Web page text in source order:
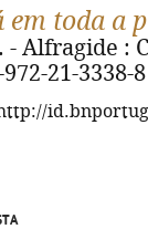
em toda a
- Alfragide :
21-3338-8